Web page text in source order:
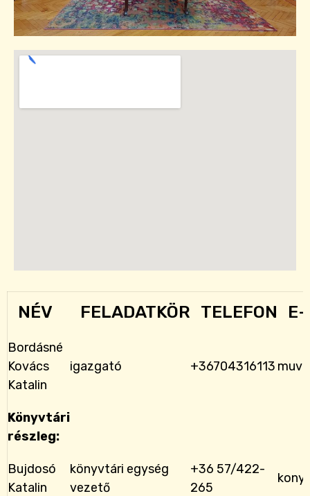
NÉV FELADATKÖR TELEFON
Bordásné
Kovács
Katalin
igazgató +36704316113
Könyvtári
részleg:
Bujdosó
Katalin
könyvtári egység
vezető
+36 57/422-
265